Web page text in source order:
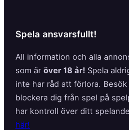
Spela ansvarsfullt!
All information och alla
som är över 18 år! Spela
inte har råd att förlora.
blockera dig från spel på
har kontroll över ditt
här!